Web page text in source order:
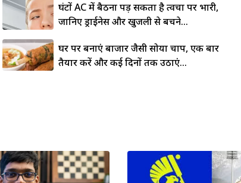
घंटों AC में बैठना पड़ सकता है त्वचा पर भारी,
जानिए ड्राईनेस और खुजली से बचने...
घर पर बनाएं बाजार जैसी सोया चाप, एक बार
तैयार करें और कई दिनों तक उठाएं...